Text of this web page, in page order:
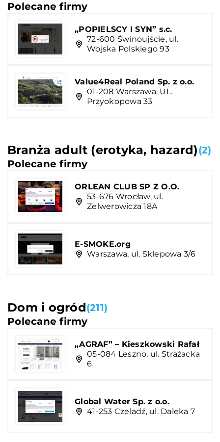
Polecane firmy
„POPIELSCY I SYN” s.c.
72-600 Świnoujście, ul.
Wojska Polskiego 93
Value4Real Poland Sp. z o.o.
01-208 Warszawa, UL.
Przyokopowa 33
Branża adult (erotyka, hazard)(2)
Polecane firmy
ORLEAN CLUB SP Z O.O.
53-676 Wrocław, ul.
Zelwerowicza 18A
E-SMOKE.org
Warszawa, ul. Sklepowa 3/6
Dom i ogród(211)
Polecane firmy
„AGRAF” – Kieszkowski Rafał
05-084 Leszno, ul. Strażacka
6
Global Water Sp. z o.o.
41-253 Czeladź, ul. Daleka 7